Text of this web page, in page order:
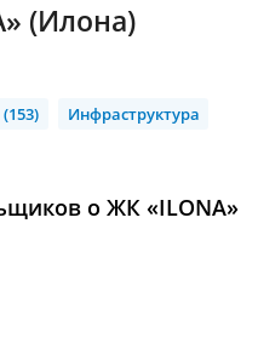
(Илона)
Инфраструктура
о ЖК «ILONA»